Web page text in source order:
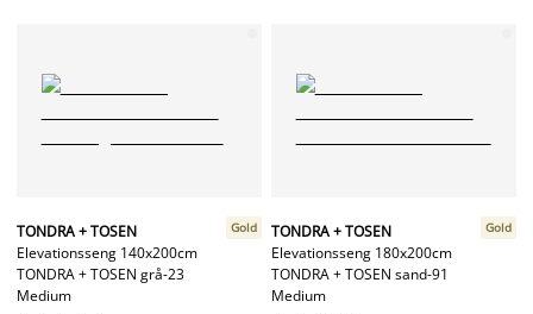
TONDRA + TOSEN
Elevationsseng 140x200cm
TONDRA + TOSEN grå-23
Medium
Gold
TONDRA + TOSEN
Elevationsseng 180x200cm
TONDRA + TOSEN sand-91
Medium
Gold